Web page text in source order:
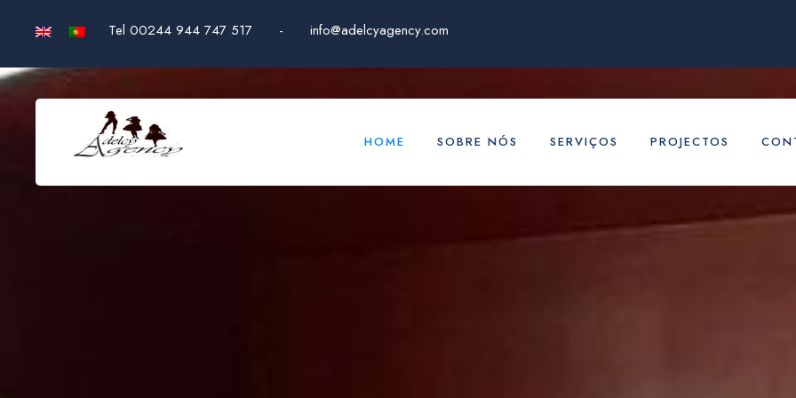
Tel 00244 944 747 517 - info@adelcyagency.com
HOME SOBRE NÓS SERVIÇOS PROJECTOS